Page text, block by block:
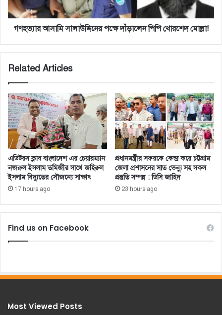
মোল্লা!
গণহত্যার আসামি সালাউদ্দিনের পক্ষে দাঁড়ালেন পিপি খোরশেদ মোল্লা!
Related Articles
এডিটরস ক্লাব বাংলাদেশ এর চেয়ারম্যান
নজরুল ইসলাম তমিজীর সাথে জহিরুল
ইসলাম বিদ্যুতের সৌজন্যে সাক্ষাৎ
17 hours ago
প্রধানমন্ত্রীর সফরকে কেন্দ্র করে চট্টগ্রাম
জেলা প্রশাসনের সাত ভেন্যু সহ সকল
প্রস্তুতি সম্পন্ন : ডিসি জাহিদ
23 hours ago
Find us on Facebook
Most Viewed Posts